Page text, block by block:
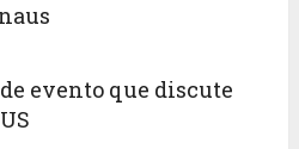
evento que discute